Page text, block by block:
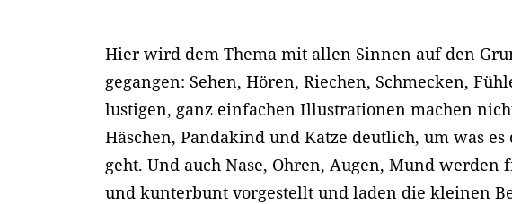
Hier wird dem Thema mit allen Sinnen auf den
gegangen: Sehen, Hören, Riechen, Schmecken,
lustigen, ganz einfachen Illustrationen machen
Häschen, Pandakind und Katze deutlich, um was es
geht. Und auch Nase, Ohren, Augen, Mund werden
und kunterbunt vorgestellt und laden die kleinen